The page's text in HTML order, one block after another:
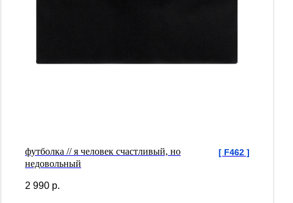
футболка // я человек счастливый, но
недовольный
[ F462 ]
2 990 р.